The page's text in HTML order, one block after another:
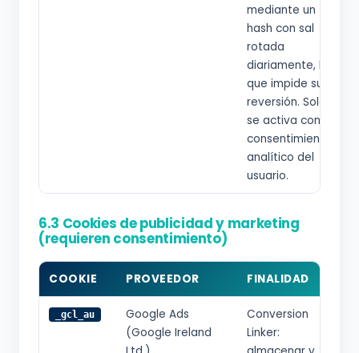
mediante un
hash con sal
rotada
diariamente, lo
que impide su
reversión. Solo
se activa con el
consentimiento
analítico del
usuario.
6.3 Cookies de publicidad y marketing
(requieren consentimiento)
COOKIE PROVEEDOR FINALIDAD
_gcl_au
Google Ads
(Google Ireland
Conversion
Linker: